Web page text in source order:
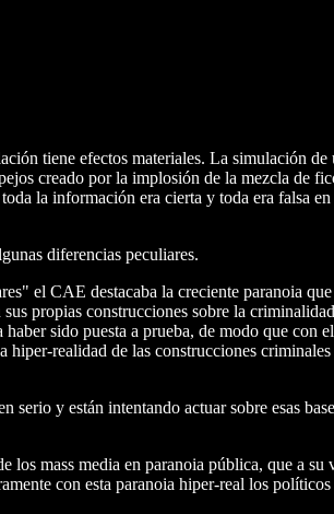
tiene efectos materiales. La simulación
creado por la implosión de la mezcla de
la información era cierta y toda era falsa
diferencias peculiares.
el CAE destacaba la creciente paranoia que
propias construcciones sobre la
sido puesta a prueba, de modo que con
realidad de las construcciones
y están intentando actuar sobre esas
los mass media en paranoia pública, que a
con esta paranoia hiper-real los